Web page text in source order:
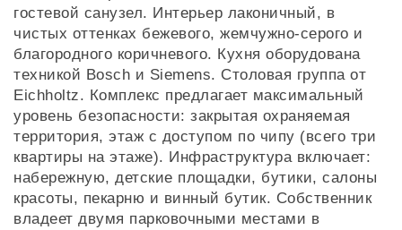
гостевой санузел. Интерьер лаконичный, в
чистых оттенках бежевого, жемчужно-серого и
благородного коричневого. Кухня оборудована
техникой Bosсh и Siemens. Столовая группа от
Eichholtz. Комплекс предлагает максимальный
уровень безопасности: закрытая охраняемая
территория, этаж с доступом по чипу (всего три
квартиры на этаже). Инфраструктура включает:
набережную, детские площадки, бутики, салоны
красоты, пекарню и винный бутик. Собственник
владеет двумя парковочными местами в